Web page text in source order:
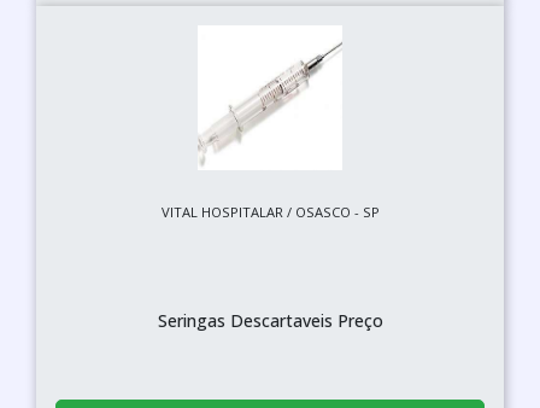
VITAL HOSPITALAR / OSASCO - SP
Seringas Descartaveis Preço